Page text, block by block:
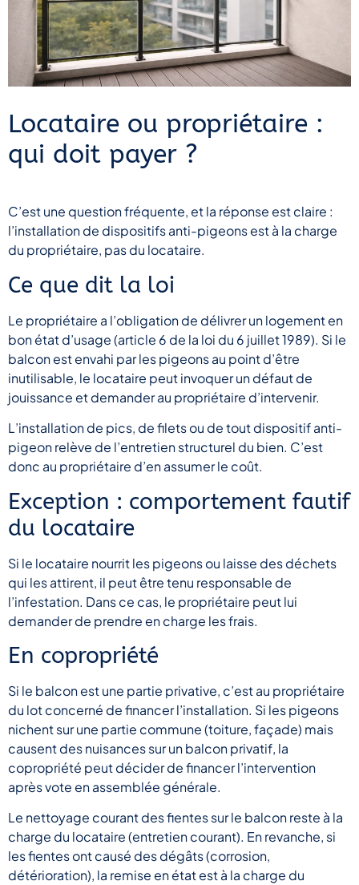
Locataire ou propriétaire :
qui doit payer ?
C’est une question fréquente, et la réponse est claire :
l’installation de dispositifs anti-pigeons est à la charge
du propriétaire, pas du locataire.
Ce que dit la loi
Le propriétaire a l’obligation de délivrer un logement en
bon état d’usage (article 6 de la loi du 6 juillet 1989). Si le
balcon est envahi par les pigeons au point d’être
inutilisable, le locataire peut invoquer un défaut de
jouissance et demander au propriétaire d’intervenir.
L’installation de pics, de filets ou de tout dispositif anti-
pigeon relève de l’entretien structurel du bien. C’est
donc au propriétaire d’en assumer le coût.
Exception : comportement fautif
du locataire
Si le locataire nourrit les pigeons ou laisse des déchets
qui les attirent, il peut être tenu responsable de
l’infestation. Dans ce cas, le propriétaire peut lui
demander de prendre en charge les frais.
En copropriété
Si le balcon est une partie privative, c’est au propriétaire
du lot concerné de financer l’installation. Si les pigeons
nichent sur une partie commune (toiture, façade) mais
causent des nuisances sur un balcon privatif, la
copropriété peut décider de financer l’intervention
après vote en assemblée générale.
Le nettoyage courant des fientes sur le balcon reste à la
charge du locataire (entretien courant). En revanche, si
les fientes ont causé des dégâts (corrosion,
détérioration), la remise en état est à la charge du